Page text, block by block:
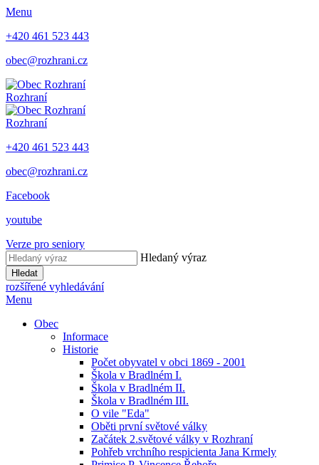
Menu
+420 461 523 443
obec@rozhrani.cz
Rozhraní
Rozhraní
+420 461 523 443
obec@rozhrani.cz
Facebook
youtube
Verze pro seniory
Hledaný výraz
Hledat
rozšířené vyhledávání
Menu
Obec
Informace
Historie
Počet obyvatel v obci 1869 - 2001
Škola v Bradlném I.
Škola v Bradlném II.
Škola v Bradlném III.
O vile "Eda"
Oběti první světové války
Začátek 2.světové války v Rozhraní
Pohřeb vrchního respicienta Jana Krmely